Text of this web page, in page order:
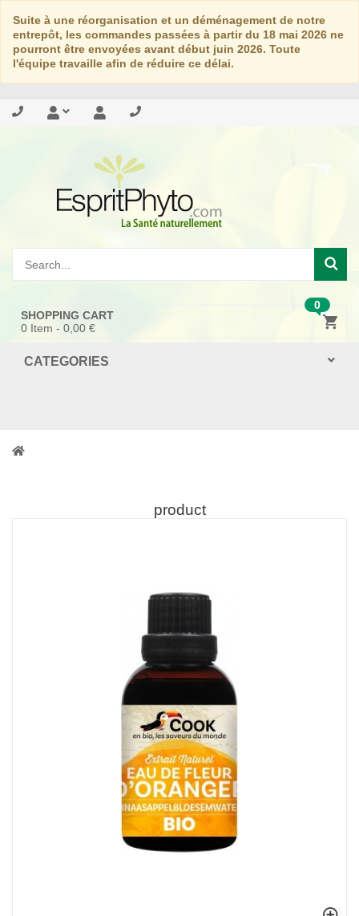
Suite à une réorganisation et un déménagement de notre
entrepôt, les commandes passées à partir du 18 mai 2026 ne
pourront être envoyées avant début juin 2026. Toute
l'équipe travaille afin de réduire ce délai.
0
SHOPPING CART
0 Item - 0,00 €
CATEGORIES
product